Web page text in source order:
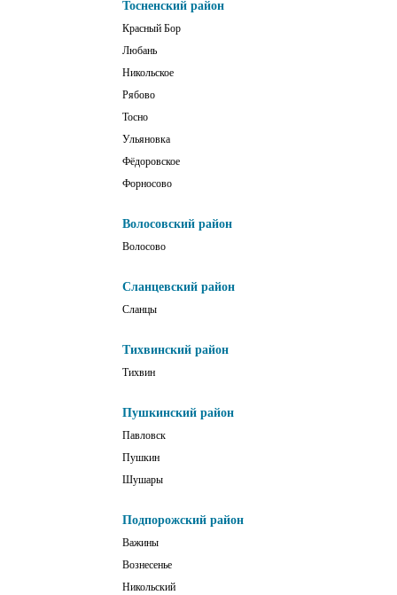
Тосненский район
Красный Бор
Любань
Никольское
Рябово
Тосно
Ульяновка
Фёдоровское
Форносово
Волосовский район
Волосово
Сланцевский район
Сланцы
Тихвинский район
Тихвин
Пушкинский район
Павловск
Пушкин
Шушары
Подпорожский район
Важины
Вознесенье
Никольский